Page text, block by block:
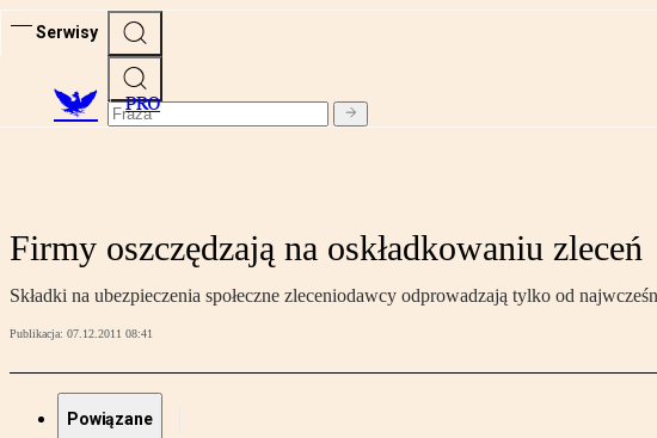
Serwisy
PRO
Firmy oszczędzają na oskładkowaniu zleceń
Składki na ubezpieczenia społeczne zleceniodawcy odprowadzają tylko od
Publikacja: 07.12.2011 08:41
Powiązane